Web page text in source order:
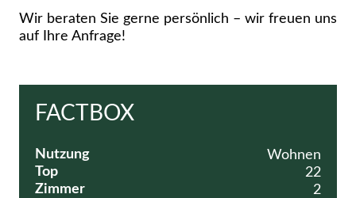
Wir beraten Sie gerne persönlich – wir freuen uns
auf Ihre Anfrage!
FACTBOX
Nutzung
Wohnen
Top
22
Zimmer
2